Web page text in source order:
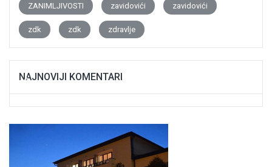
ZANIMLJIVOSTI zavidovići zavidovići
zdk zdk zdravlje
NAJNOVIJI KOMENTARI